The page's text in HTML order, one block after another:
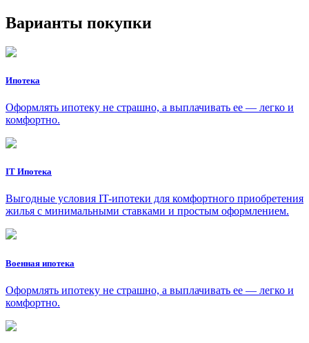
Варианты покупки
Ипотека
Оформлять ипотеку не страшно, а выплачивать ее — легко и
комфортно.
IT Ипотека
Выгодные условия IT-ипотеки для комфортного приобретения
жилья с минимальными ставками и простым оформлением.
Военная ипотека
Оформлять ипотеку не страшно, а выплачивать ее — легко и
комфортно.